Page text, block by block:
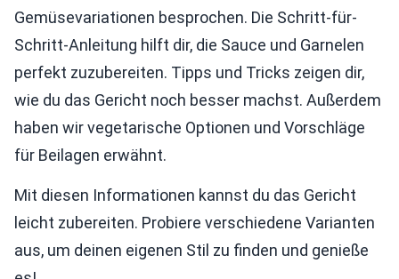
Gemüsevariationen besprochen. Die Schritt-für-
Schritt-Anleitung hilft dir, die Sauce und Garnelen
perfekt zuzubereiten. Tipps und Tricks zeigen dir,
wie du das Gericht noch besser machst. Außerdem
haben wir vegetarische Optionen und Vorschläge
für Beilagen erwähnt.
Mit diesen Informationen kannst du das Gericht
leicht zubereiten. Probiere verschiedene Varianten
aus, um deinen eigenen Stil zu finden und genieße